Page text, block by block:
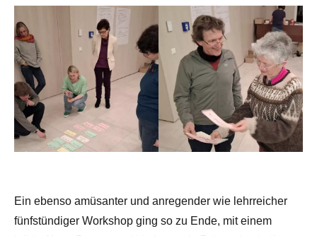
Ein ebenso amüsanter und anregender wie lehrreicher
fünfstündiger Workshop ging so zu Ende, mit einem